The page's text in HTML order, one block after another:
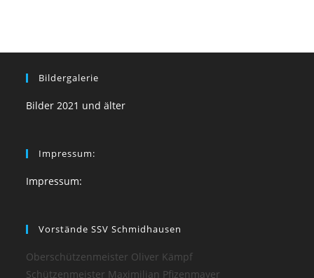
Bildergalerie
Bilder 2021 und älter
Impressum:
Impressum:
Vorstände SSV Schmidhausen
Oberschützenmeister Oliver Kämpf
Schützenmeister Maximilian Pfizenmayer